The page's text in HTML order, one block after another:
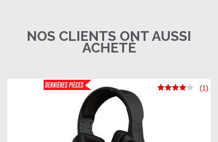
NOS CLIENTS ONT AUSSI
ACHETÉ
(1)